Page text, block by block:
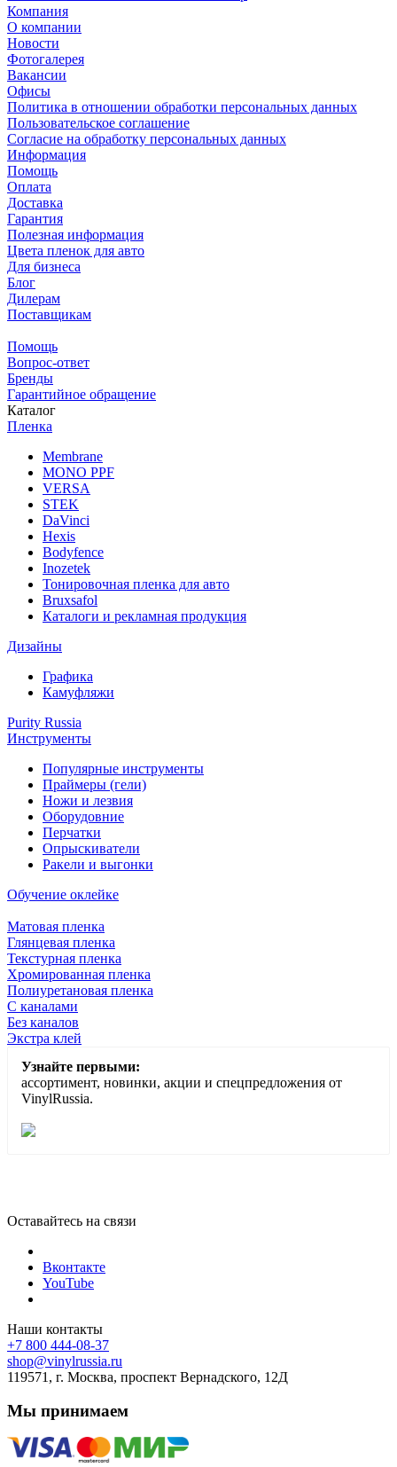
Компания
О компании
Новости
Фотогалерея
Вакансии
Офисы
Политика в отношении обработки персональных данных
Пользовательское соглашение
Согласие на обработку персональных данных
Информация
Помощь
Оплата
Доставка
Гарантия
Полезная информация
Цвета пленок для авто
Для бизнеса
Блог
Дилерам
Поставщикам
Помощь
Вопрос-ответ
Бренды
Гарантийное обращение
Каталог
Пленка
Membrane
MONO PPF
VERSA
STEK
DaVinci
Hexis
Bodyfence
Inozetek
Тонировочная пленка для авто
Bruxsafol
Каталоги и рекламная продукция
Дизайны
Графика
Камуфляжи
Purity Russia
Инструменты
Популярные инструменты
Праймеры (гели)
Ножи и лезвия
Оборудовние
Перчатки
Опрыскиватели
Ракели и выгонки
Обучение оклейке
Матовая пленка
Глянцевая пленка
Текстурная пленка
Хромированная пленка
Полиуретановая пленка
С каналами
Без каналов
Экстра клей
Узнайте первыми:
ассортимент, новинки, акции и спецпредложения от
VinylRussia.
Оставайтесь на связи
Вконтакте
YouTube
Наши контакты
+7 800 444-08-37
shop@vinylrussia.ru
119571, г. Москва, проспект Вернадского, 12Д
Мы принимаем